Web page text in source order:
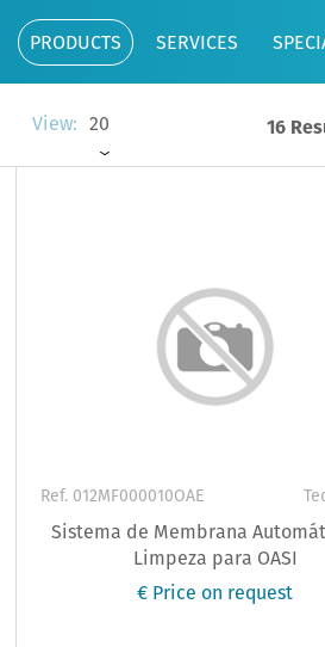
PRODUCTS SERVICES
View: 20 16
Ref. 012MF000010OAE
Sistema de Membrana
Limpeza para OASI
€ Price on request